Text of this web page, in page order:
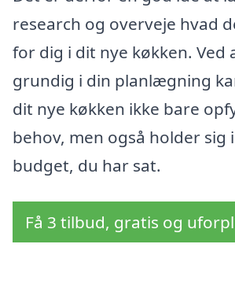
research og overveje hvad
for dig i dit nye køkken. Ved
grundig i din planlægning
dit nye køkken ikke bare
behov, men også holder sig
budget, du har sat.
Få 3 tilbud, gratis og